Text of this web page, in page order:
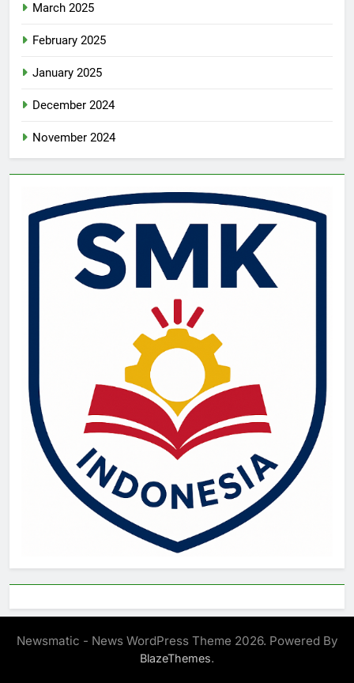
March 2025
February 2025
January 2025
December 2024
November 2024
Newsmatic - News WordPress Theme 2026. Powered By
BlazeThemes.